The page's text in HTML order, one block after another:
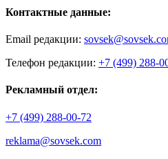
Контактные данные:
Email редакции:
Телефон редакции: +7 (499) 288-
Рекламный отдел:
+7 (499) 288-00-72
reklama@sovsek.com